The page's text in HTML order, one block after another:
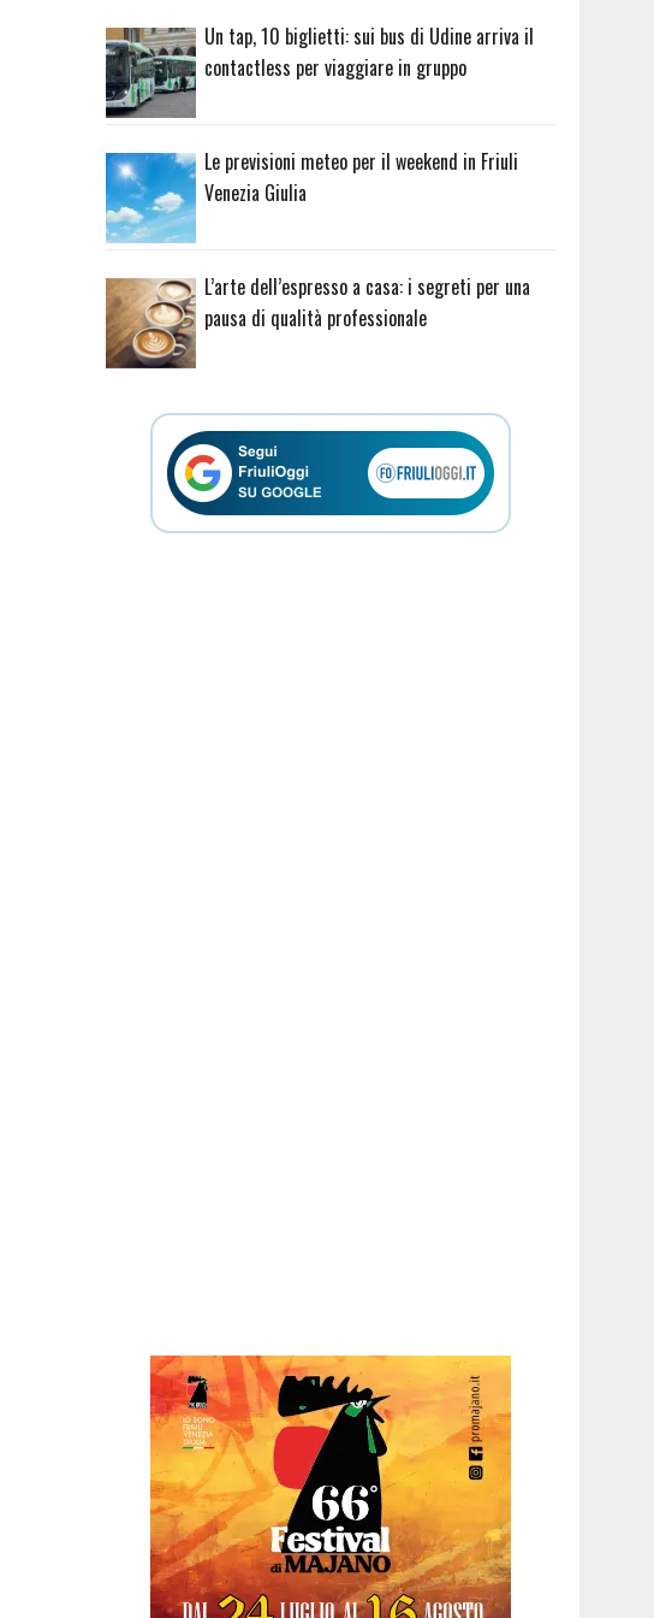
Un tap, 10 biglietti: sui bus di Udine arriva il
contactless per viaggiare in gruppo
Le previsioni meteo per il weekend in Friuli
Venezia Giulia
L’arte dell’espresso a casa: i segreti per una
pausa di qualità professionale